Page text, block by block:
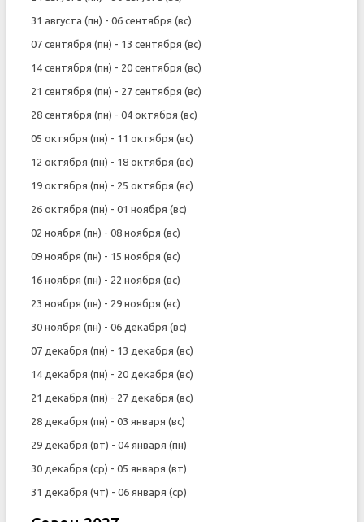
31 августа (пн) - 06 сентября (вс)
07 сентября (пн) - 13 сентября (вс)
14 сентября (пн) - 20 сентября (вс)
21 сентября (пн) - 27 сентября (вс)
28 сентября (пн) - 04 октября (вс)
05 октября (пн) - 11 октября (вс)
12 октября (пн) - 18 октября (вс)
19 октября (пн) - 25 октября (вс)
26 октября (пн) - 01 ноября (вс)
02 ноября (пн) - 08 ноября (вс)
09 ноября (пн) - 15 ноября (вс)
16 ноября (пн) - 22 ноября (вс)
23 ноября (пн) - 29 ноября (вс)
30 ноября (пн) - 06 декабря (вс)
07 декабря (пн) - 13 декабря (вс)
14 декабря (пн) - 20 декабря (вс)
21 декабря (пн) - 27 декабря (вс)
28 декабря (пн) - 03 января (вс)
29 декабря (вт) - 04 января (пн)
30 декабря (ср) - 05 января (вт)
31 декабря (чт) - 06 января (ср)